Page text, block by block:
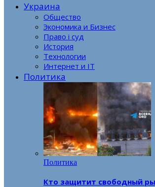
Украина
Общество
Экономика и Бизнес
Право і суд
История
Технологии
Интернет и IT
Политика
Политика
Кто защитит свободный